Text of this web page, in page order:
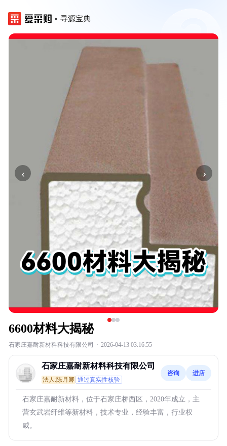
寻源宝典
‹ ›
6600材料大揭秘
石家庄嘉耐新材料科技有限公司 · 2026-04-13 03:16:55
石家庄嘉耐新材料科技有限公司
法人:陈月卿 通过真实性核验
咨询 进店
石家庄嘉耐新材料，位于石家庄桥西区，2020年成立，主
营玄武岩纤维等新材料，技术专业，经验丰富，行业权
威。